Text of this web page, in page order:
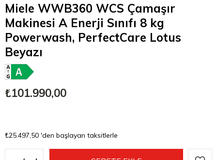
Miele WWB360 WCS Çamaşır
Makinesi A Enerji Sınıfı 8 kg
Powerwash, PerfectCare Lotus
Beyazı
₺101.990,00
₺25.497,50 'den başlayan taksitlerle